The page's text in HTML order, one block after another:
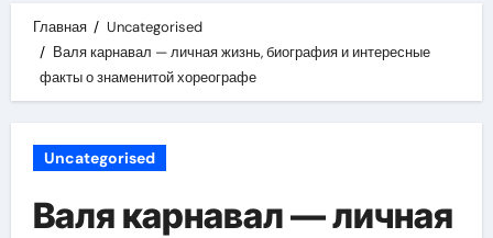
Главная
Uncategorised
Валя карнавал — личная жизнь, биография и интересные
факты о знаменитой хореографе
Uncategorised
Валя карнавал — личная